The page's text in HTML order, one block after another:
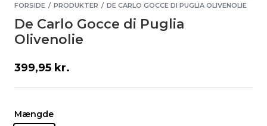
FORSIDE / PRODUKTER / DE CARLO GOCCE DI PUGLIA OLIVENOLIE
De Carlo Gocce di Puglia
Olivenolie
399,95 kr.
Mængde